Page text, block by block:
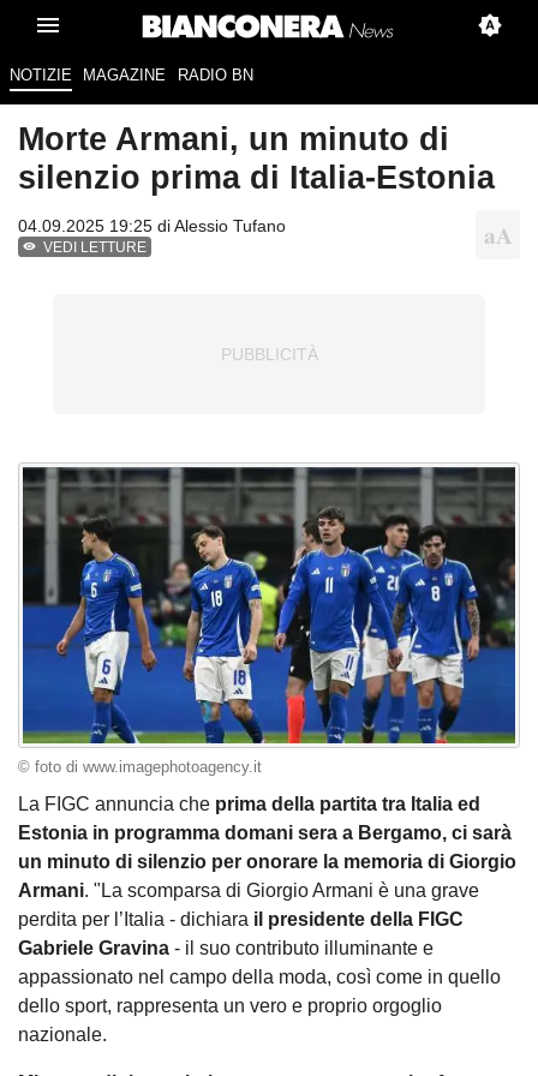
NOTIZIE MAGAZINE RADIO BN
Morte Armani, un minuto di
silenzio prima di Italia-Estonia
04.09.2025 19:25 diAlessio Tufano
VEDI LETTURE
© foto di www.imagephotoagency.it
La FIGC annuncia che prima della partita tra Italia ed
Estonia in programma domani sera a Bergamo, ci sarà
un minuto di silenzio per onorare la memoria di Giorgio
Armani. "La scomparsa di Giorgio Armani è una grave
perdita per l’Italia - dichiara il presidente della FIGC
Gabriele Gravina - il suo contributo illuminante e
appassionato nel campo della moda, così come in quello
dello sport, rappresenta un vero e proprio orgoglio
nazionale.